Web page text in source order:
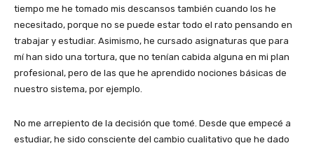
tiempo me he tomado mis descansos también cuando los he
necesitado, porque no se puede estar todo el rato pensando en
trabajar y estudiar. Asimismo, he cursado asignaturas que para
mí han sido una tortura, que no tenían cabida alguna en mi plan
profesional, pero de las que he aprendido nociones básicas de
nuestro sistema, por ejemplo.
No me arrepiento de la decisión que tomé. Desde que empecé a
estudiar, he sido consciente del cambio cualitativo que he dado